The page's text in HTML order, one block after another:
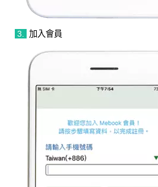
3. 加入會員